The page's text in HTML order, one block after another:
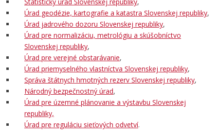
Úrad geodézie, kartografie a katastra Slovenskej republiky,
Úrad jadrového dozoru Slovenskej republiky,
Úrad pre normalizáciu, metrológiu a skúšobníctvo
Slovenskej republiky,
Úrad pre verejné obstarávanie,
Úrad priemyselného vlastníctva Slovenskej republiky,
Správa štátnych hmotných rezerv Slovenskej republiky,
Národný bezpečnostný úrad,
Úrad pre územné plánovanie a výstavbu Slovenskej
republiky,
Úrad pre reguláciu sieťových odvetví.